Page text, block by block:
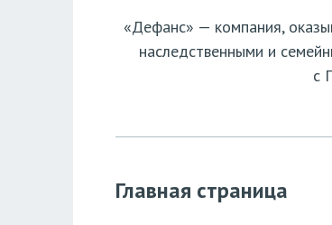
«Дефанс» — компания,
наследственными и
с
Главная страница